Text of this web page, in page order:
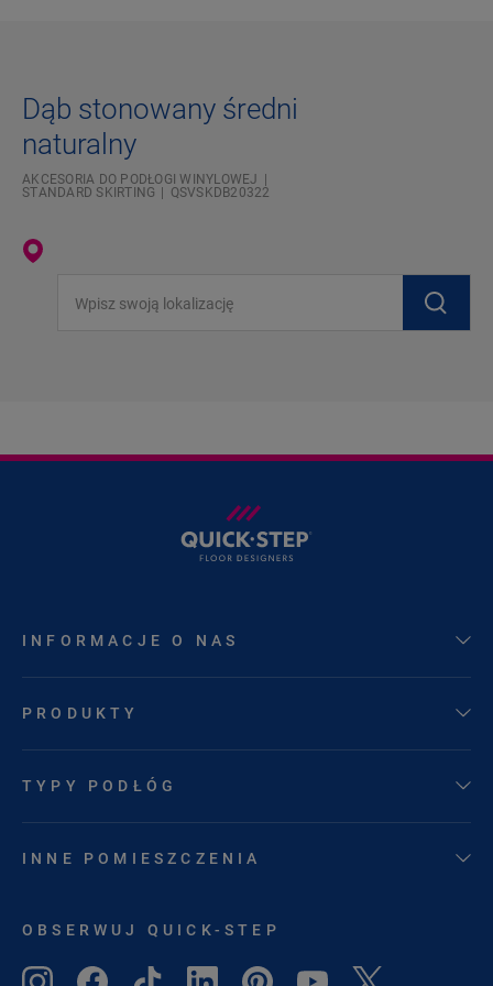
Dąb stonowany średni
naturalny
AKCESORIA DO PODŁOGI WINYLOWEJ
STANDARD SKIRTING
QSVSKDB20322
INFORMACJE O NAS
PRODUKTY
TYPY PODŁÓG
INNE POMIESZCZENIA
OBSERWUJ QUICK-STEP